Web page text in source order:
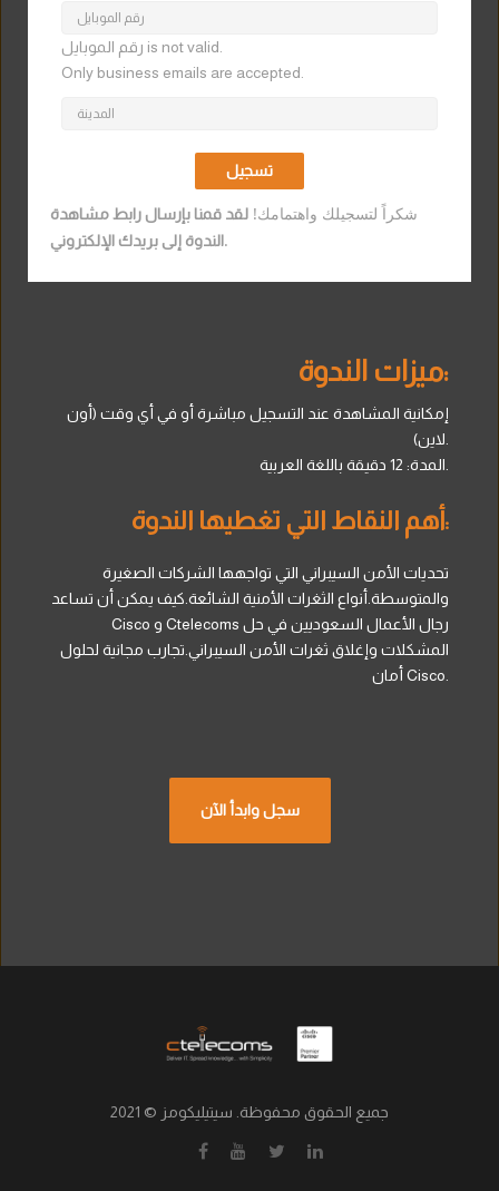
رقم الموبايل is not valid.
Only business emails are accepted.
تسجيل
شكراً لتسجيلك واهتمامك! لقد قمنا بإرسال رابط مشاهدة
الندوة إلى بريدك الإلكتروني.
ميزات الندوة:
إمكانية المشاهدة عند التسجيل مباشرة أو في أي وقت (أون
أهم النقاط التي تغطيها الندوة:
تحديات الأمن السيبراني التي تواجهها الشركات الصغيرة
والمتوسطة.أنواع الثغرات الأمنية الشائعة.كيف يمكن أن تساعد
​​​​​​​Cisco و Ctelecoms رجال الأعمال السعوديين في حل
المشكلات وإغلاق ثغرات الأمن السيبراني.​​​​​​​تجارب مجانية لحلول
أمان Cisco.
سجل وابدأ الآن
جميع الحقوق محفوظة. سيتيليكومز © 2021